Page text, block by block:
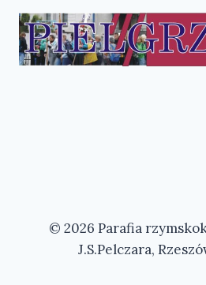
© 2026 Parafia
J.S.Pelczara,